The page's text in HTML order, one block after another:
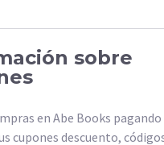
sobre
en Abe Books
cupones descuento,